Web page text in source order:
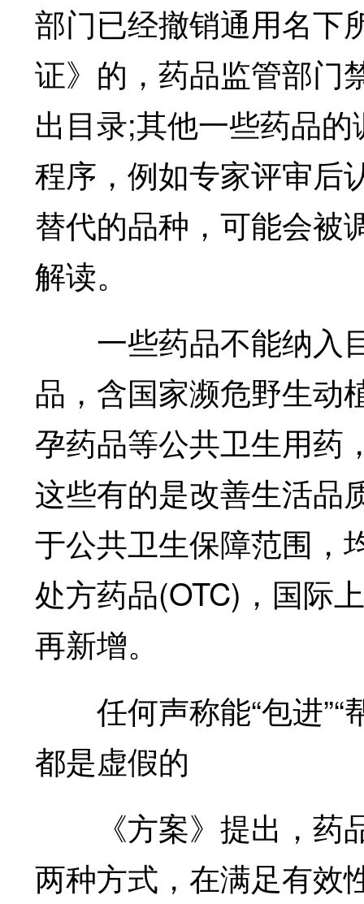
部门已经撤销通用名下
证》的，药品监管部门
出目录;其他一些药品
程序，例如专家评审后
替代的品种，可能会被
解读。
一些药品不能纳入
品，含国家濒危野生动
孕药品等公共卫生用药
这些有的是改善生活品
于公共卫生保障范围，
处方药品(OTC)，国际
再新增。
任何声称能“包进”“
都是虚假的
《方案》提出，药
两种方式，在满足有效